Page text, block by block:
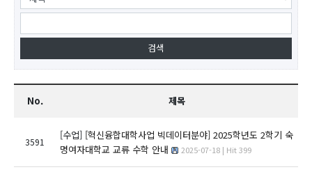
No. 제목
3591
[수업] [혁신융합대학사업 빅데이터분야] 2025학년도 2학기 숙
명여자대학교 교류 수학 안내
2025-07-18 | Hit 399